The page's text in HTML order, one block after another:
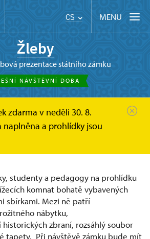
CS MENU
Žleby
prezentace státního zámku
NÁVŠTĚVNÍ DOBA
zdarma v neděli 30. 8.
naplněna a prohlídky jsou
studenty a pedagogy na prohlídku
komnat bohatě vybavených
sbírkami. Mezi ně patří
nábytku,
zbraní, rozsáhlý soubor
tapety. Při návštěvě zámku bude mít